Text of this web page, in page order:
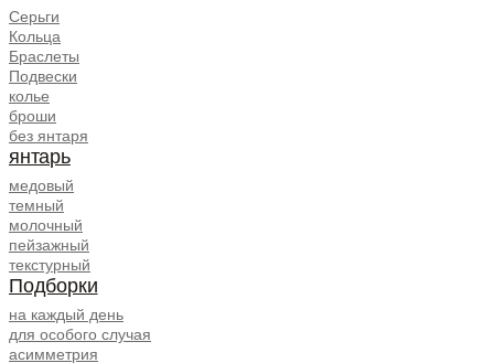
Серьги
Кольца
Браслеты
Подвески
колье
броши
без янтаря
янтарь
медовый
темный
молочный
пейзажный
текстурный
Подборки
на каждый день
для особого случая
асимметрия